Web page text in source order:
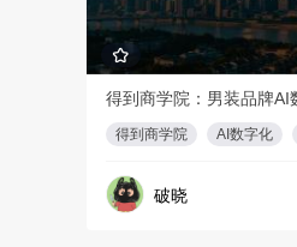
得到商学院 AI数字化
破晓